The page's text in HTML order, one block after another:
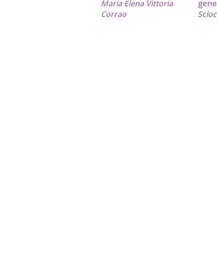
Maria Elena Vittoria
Corrao